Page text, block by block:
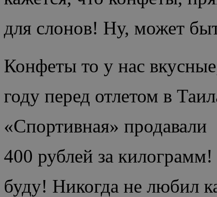
для слонов! Ну, может
Конфеты то у нас
году перед отлетом в
«Спортивная»
400 рублей за
буду! Никогда не любил